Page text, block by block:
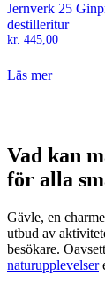
Jernverk 25
destilleritur
kr. 445,00
Läs mer
Vad kan
för alla
Gävle, en
utbud av
besökare.
naturupplevelser